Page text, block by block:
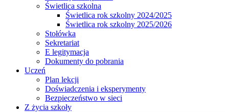
Świetlica szkolna
Świetlica rok szkolny 2024/2025
Świetlica rok szkolny 2025/2026
Stołówka
Sekretariat
E legitymacja
Dokumenty do pobrania
Uczeń
Plan lekcji
Doświadczenia i eksperymenty
Bezpieczeństwo w sieci
Z życia szkoły